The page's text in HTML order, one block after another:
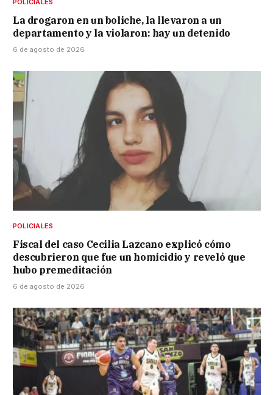
POLICIALES
La drogaron en un boliche, la llevaron a un
departamento y la violaron: hay un detenido
6 de agosto de 2026
POLICIALES
Fiscal del caso Cecilia Lazcano explicó cómo
descubrieron que fue un homicidio y reveló que
hubo premeditación
6 de agosto de 2026